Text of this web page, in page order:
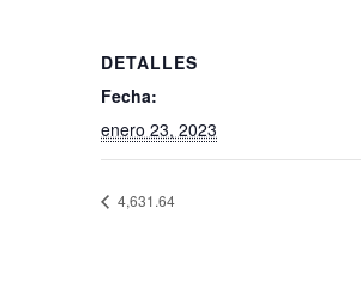
DETALLES
Fecha:
enero 23, 2023
4,631.64